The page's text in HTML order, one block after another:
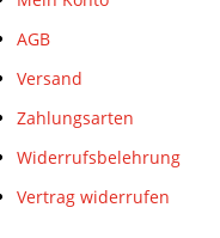
AGB
Versand
Zahlungsarten
Widerrufsbelehrung
Vertrag widerrufen